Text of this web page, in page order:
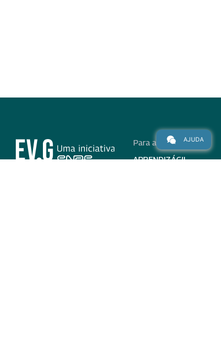
Para alunos
APRENDIZÁGIL
AJUDA